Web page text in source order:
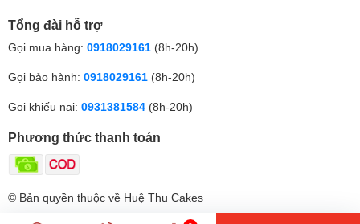
Tổng đài hỗ trợ
Gọi mua hàng: 0918029161 (8h-20h)
Gọi bảo hành: 0918029161 (8h-20h)
Gọi khiếu nại: 0931381584 (8h-20h)
Phương thức thanh toán
© Bản quyền thuộc về Huệ Thu Cakes